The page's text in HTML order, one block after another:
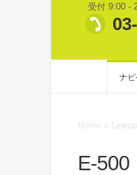
受付 9:00 -
ナ
Home Lineup
E-500